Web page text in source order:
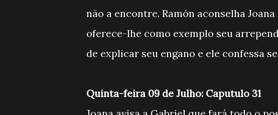
não a encontre. Ramón aconselha
oferece-lhe como exemplo seu
de explicar seu engano e ele confessa
Quinta-feira 09 de Julho: Caputulo 31